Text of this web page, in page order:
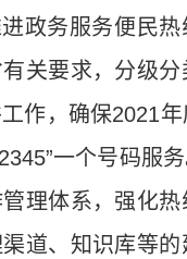
进政务服务便民
关要求，分级
作，确保2021
一个号码服
理体系，强化
道、知识库等